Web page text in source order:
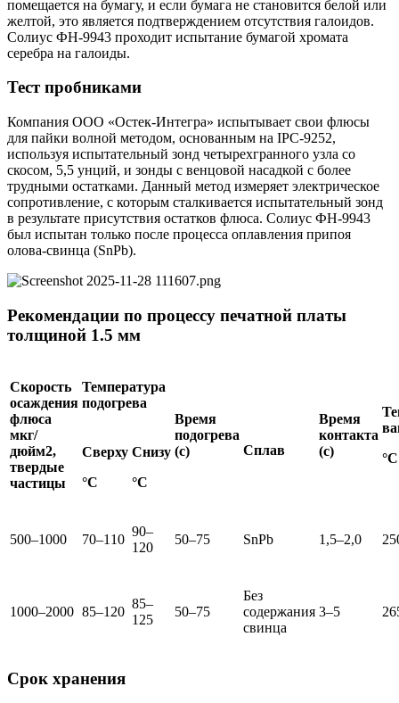
помещается на бумагу, и если бумага не становится белой или
желтой, это является подтверждением отсутствия галоидов.
Солиус ФН-9943 проходит испытание бумагой хромата
серебра на галоиды.
Тест пробниками
Компания ООО «Остек-Интегра» испытывает свои флюсы
для пайки волной методом, основанным на IPC-9252,
используя испытательный зонд четырехгранного узла со
скосом, 5,5 унций, и зонды с венцовой насадкой с более
трудными остатками. Данный метод измеряет электрическое
сопротивление, с которым сталкивается испытательный зонд
в результате присутствия остатков флюса. Солиус ФН-9943
был испытан только после процесса оплавления припоя
олова-свинца (SnPb).
Рекомендации по процессу печатной платы
толщиной 1.5 мм
Скорость
осаждения
флюса
мкг/
дюйм2,
твердые
частицы
Температура
подогрева
Время
подогрева
(с)
Сплав
Время
контакта
(с)
°C
Сверху
°C
Снизу
°C
500–1000 70–110
90–
120
50–75 SnPb 1,5–2,0
1000–2000 85–120
85–
125
50–75
Без
содержания
свинца
3–5
Срок хранения